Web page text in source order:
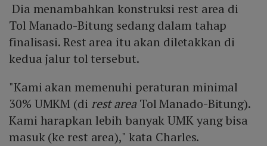
Dia menambahkan konstruksi rest area di
Tol Manado-Bitung sedang dalam tahap
finalisasi. Rest area itu akan diletakkan di
kedua jalur tol tersebut.
"Kami akan memenuhi peraturan minimal
30% UMKM (di rest area Tol Manado-Bitung).
Kami harapkan lebih banyak UMK yang bisa
masuk (ke rest area)," kata Charles.